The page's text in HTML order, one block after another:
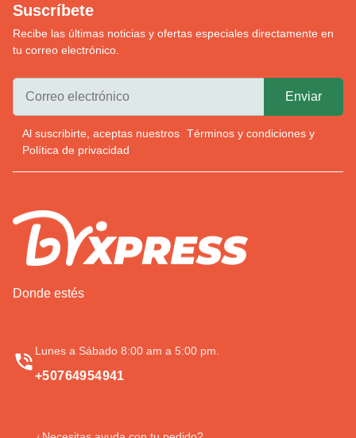
Suscríbete
Recibe las últimas noticias y ofertas especiales directamente en
tu correo electrónico.
Al suscribirte, aceptas nuestros Términos y condiciones y
Política de privacidad
Donde estés
Lunes a Sábado 8:00 am a 5:00 pm.
+50764954941